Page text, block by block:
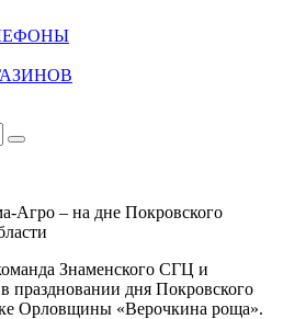
Агро – на дне Покровского
Знаменского СГЦ и
праздновании дня Покровского
Орловщины «Верочкина роща».